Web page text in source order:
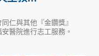
仁與其他『金鑽獎』
醫院進行志工服務。